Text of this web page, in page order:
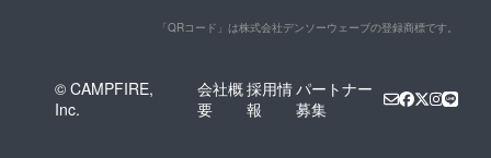
「QRコード」は株式会社デンソーウェーブの登録商標です。
© CAMPFIRE,
Inc.
会社概
要
採用情
報
パートナー
募集